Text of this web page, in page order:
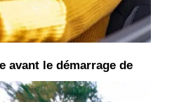
avant le démarrage de